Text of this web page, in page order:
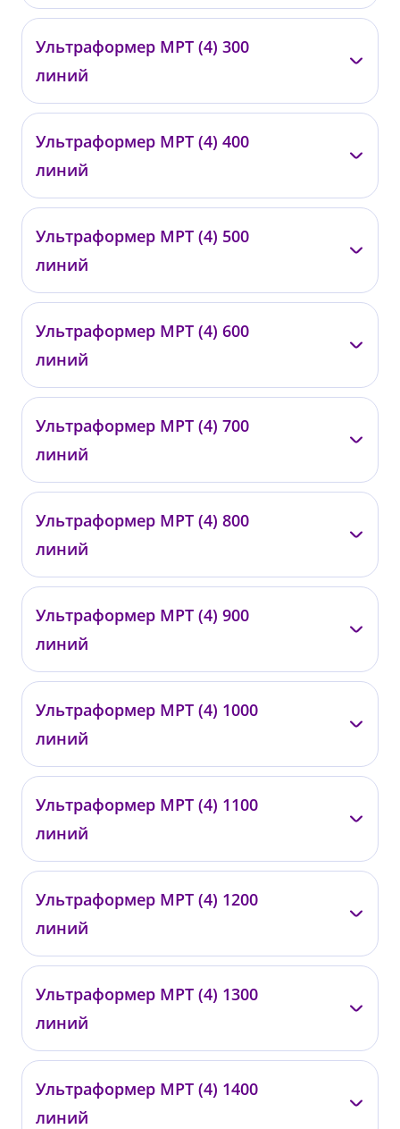
0421
от 35 000 ₽
Ультраформер МРТ (4) 300
линий
0422
от 40 000 ₽
Ультраформер МРТ (4) 400
линий
0423
от 50 000 ₽
Ультраформер МРТ (4) 500
линий
0424
от 60 000 ₽
Ультраформер МРТ (4) 600
линий
0425
от 67 000 ₽
Ультраформер МРТ (4) 700
линий
0426
от 72 000 ₽
Ультраформер МРТ (4) 800
линий
0427
от 80 000 ₽
Ультраформер МРТ (4) 900
линий
0428
от 87 000 ₽
Ультраформер МРТ (4) 1000
линий
0429
от 100 000 ₽
Ультраформер МРТ (4) 1100
линий
0430
от 120 000 ₽
Ультраформер МРТ (4) 1200
линий
0431
от 130 000 ₽
Ультраформер МРТ (4) 1300
линий
0432
от 140 000 ₽
Ультраформер МРТ (4) 1400
линий